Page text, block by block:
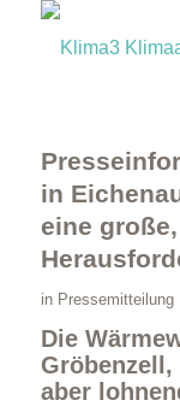
in
eine
in Pressemitteilung
Die
Gröbenzell,
aber